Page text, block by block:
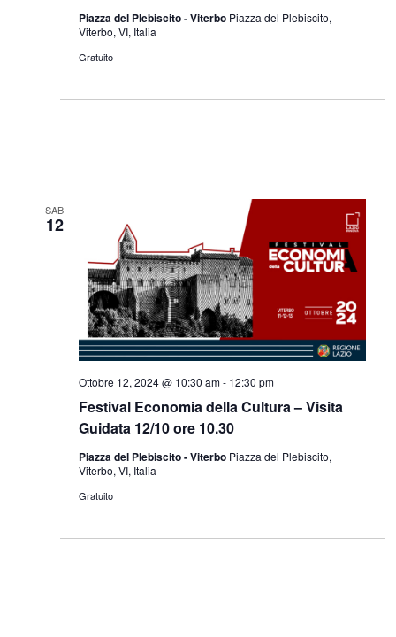
Piazza del Plebiscito - Viterbo Piazza del Plebiscito,
Viterbo, VI, Italia
Gratuito
SAB
12
Festival Economia della Cultura – Visita
Guidata 12/10 ore 10.30
Ottobre 12, 2024 @ 10:30 am- 12:30 pm
Piazza del Plebiscito - Viterbo Piazza del Plebiscito,
Viterbo, VI, Italia
Gratuito